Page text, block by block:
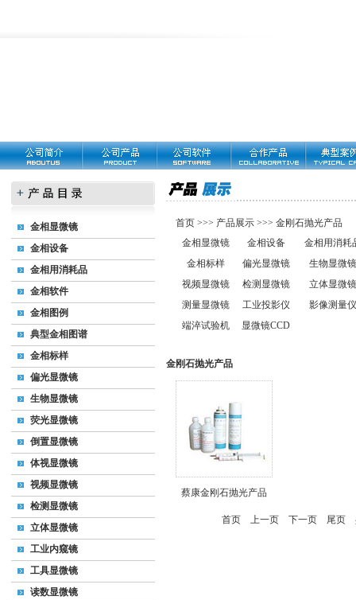
金相显微镜
金相设备
金相用消耗品
金相软件
金相图例
典型金相图谱
金相标样
偏光显微镜
生物显微镜
荧光显微镜
倒置显微镜
体视显微镜
视频显微镜
检测显微镜
立体显微镜
工业内窥镜
工具显微镜
读数显微镜
首页 >>> 产品展示 >>> 金刚石抛光产品
金相显微镜
金相设备
金相用消耗
金相标样
偏光显微镜
生物显微镜
视频显微镜
检测显微镜
立体显微镜
测量显微镜
工业投影仪
影像测量仪
端淬试验机
显微镜CCD
金刚石抛光产品
蔡康金刚石抛光产品
首页 上一页 下一页 尾页